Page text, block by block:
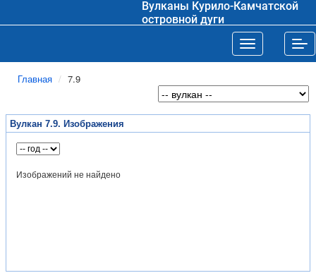
Вулканы Курило-Камчатской
островной дуги
Toggle
Главная 7.9
Вулкан 7.9. Изображения
Изображений не найдено